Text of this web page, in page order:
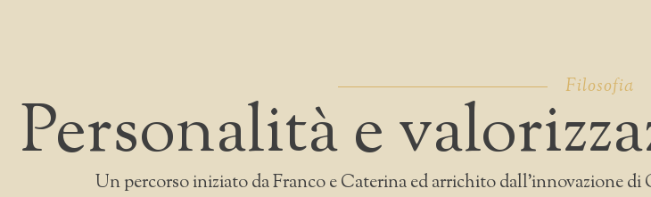
Filosofia
Personalità e
Un percorso iniziato da Franco e Caterina ed arrichito dall’innovazione